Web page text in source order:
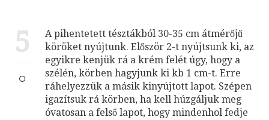
5
A pihentetett tésztákból 30-35 cm átmérőjű
köröket nyújtunk. Először 2-t nyújtsunk ki, az
egyikre kenjük rá a krém felét úgy, hogy a
szélén, körben hagyjunk ki kb 1 cm-t. Erre
ráhelyezzük a másik kinyújtott lapot. Szépen
igazítsuk rá körben, ha kell húzgáljuk meg
óvatosan a felső lapot, hogy mindenhol fedje